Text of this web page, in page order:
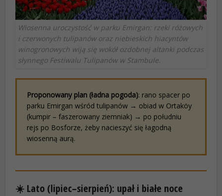
Wiosenna uroczystość w parku Emirgan: rzeki różowych
i czerwonych tulipanów oraz niebieskich hiacyntów
winogronowych wiją się wokół ozdobnej altanki podczas
słynnego Festiwalu Tulipanów w Stambule.
Proponowany plan (ładna pogoda): rano spacer po
parku Emirgan wśród tulipanów → obiad w Ortaköy
(kumpir – faszerowany ziemniak) → po południu
rejs po Bosforze, żeby nacieszyć się łagodną
wiosenną aurą.
☀️ Lato (lipiec–sierpień): upał i białe noce